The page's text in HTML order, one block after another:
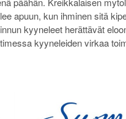
apuun, kun ihminen sitä
kyyneleet herättävät
kyyneleiden virkaa